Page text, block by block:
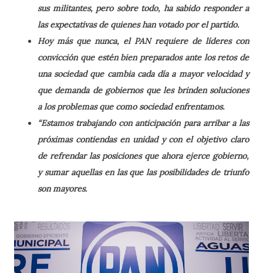
sus militantes, pero sobre todo, ha sabido responder a
las expectativas de quienes han votado por el partido.
Hoy más que nunca, el PAN requiere de líderes con
convicción que estén bien preparados ante los retos de
una sociedad que cambia cada día a mayor velocidad y
que demanda de gobiernos que les brinden soluciones
a los problemas que como sociedad enfrentamos.
“Estamos trabajando con anticipación para arribar a las
próximas contiendas en unidad y con el objetivo claro
de refrendar las posiciones que ahora ejerce gobierno,
y sumar aquellas en las que las posibilidades de triunfo
son mayores.